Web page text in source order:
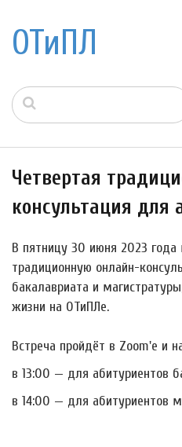
ОТиПЛ
Четвертая
консультация для
В пятницу 30 июня 2023
традиционную онлайн-
бакалавриата и
жизни на ОТиПЛе.
Встреча пройдёт в Zoom'е и
в 13:00 — для абитуриентов
в 14:00 — для абитуриентов